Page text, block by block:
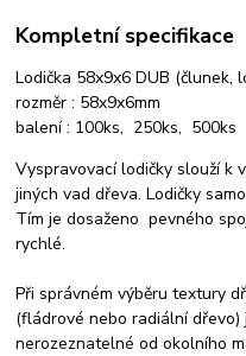
Kompletní specifikace
Lodička 58x9x6 DUB (člunek,
rozměr : 58x9x6mm
balení : 100ks, 250ks, 500ks
Vyspravovací lodičky slouží k
jiných vad dřeva. Lodičky
Tím je dosaženo pevného
rychlé.
Při správném výběru textury
(fládrové nebo radiální
nerozeznatelné od okolního